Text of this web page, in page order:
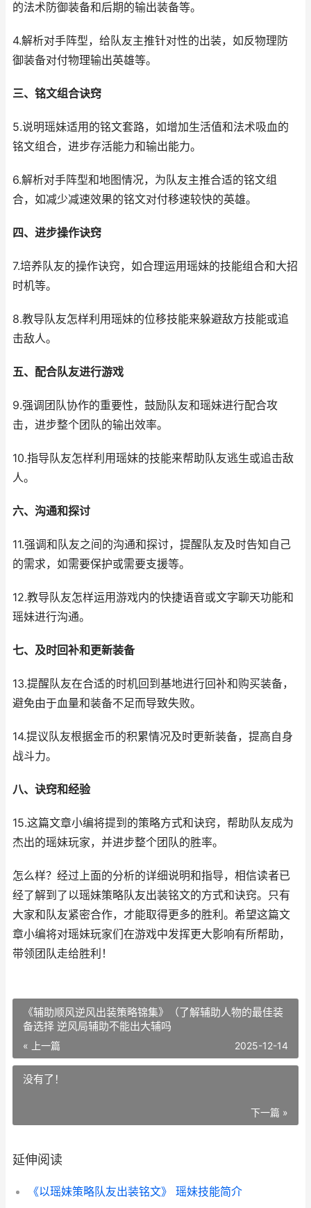
的法术防御装备和后期的输出装备等。
4.解析对手阵型，给队友主推针对性的出装，如反物理防
御装备对付物理输出英雄等。
三、铭文组合诀窍
5.说明瑶妹适用的铭文套路，如增加生活值和法术吸血的
铭文组合，进步存活能力和输出能力。
6.解析对手阵型和地图情况，为队友主推合适的铭文组
合，如减少减速效果的铭文对付移速较快的英雄。
四、进步操作诀窍
7.培养队友的操作诀窍，如合理运用瑶妹的技能组合和大招
时机等。
8.教导队友怎样利用瑶妹的位移技能来躲避敌方技能或追
击敌人。
五、配合队友进行游戏
9.强调团队协作的重要性，鼓励队友和瑶妹进行配合攻
击，进步整个团队的输出效率。
10.指导队友怎样利用瑶妹的技能来帮助队友逃生或追击敌
人。
六、沟通和探讨
11.强调和队友之间的沟通和探讨，提醒队友及时告知自己
的需求，如需要保护或需要支援等。
12.教导队友怎样运用游戏内的快捷语音或文字聊天功能和
瑶妹进行沟通。
七、及时回补和更新装备
13.提醒队友在合适的时机回到基地进行回补和购买装备，
避免由于血量和装备不足而导致失败。
14.提议队友根据金币的积累情况及时更新装备，提高自身
战斗力。
八、诀窍和经验
15.这篇文章小编将提到的策略方式和诀窍，帮助队友成为
杰出的瑶妹玩家，并进步整个团队的胜率。
怎么样？经过上面的分析的详细说明和指导，相信读者已
经了解到了以瑶妹策略队友出装铭文的方式和诀窍。只有
大家和队友紧密合作，才能取得更多的胜利。希望这篇文
章小编将对瑶妹玩家们在游戏中发挥更大影响有所帮助，
带领团队走给胜利！
《辅助顺风逆风出装策略锦集》（了解辅助人物的最佳装
备选择 逆风局辅助不能出大辅吗
« 上一篇 2025-12-14
没有了！
下一篇 »
延伸阅读
《以瑶妹策略队友出装铭文》 瑶妹技能简介